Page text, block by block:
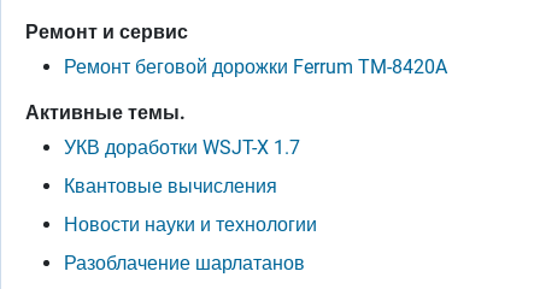
Ремонт и сервис
Ремонт беговой дорожки Ferrum TM-8420A
Активные темы.
УКВ доработки WSJT-X 1.7
Квантовые вычисления
Новости науки и технологии
Разоблачение шарлатанов